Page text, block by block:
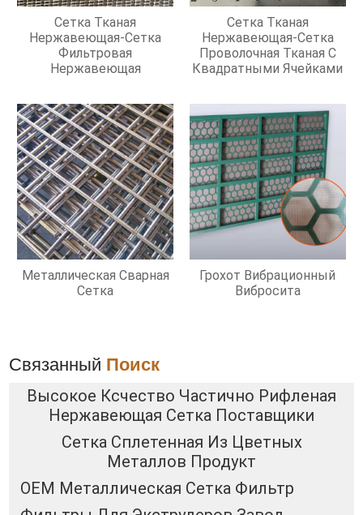
Сетка Тканая
Нержавеющая-Сетка
Фильтровая
Нержавеющая
Сетка Тканая
Нержавеющая-Сетка
Проволочная Тканая С
Квадратными Ячейками
Металлическая Сварная
Сетка
Грохот Вибрационный
Вибросита
Связанный Поиск
Высокое Ксчество Частично Рифленая
Нержавеющая Сетка Поставщики
Сетка Сплетенная Из Цветных
Металлов Продукт
OEM Металлическая Сетка Фильтр